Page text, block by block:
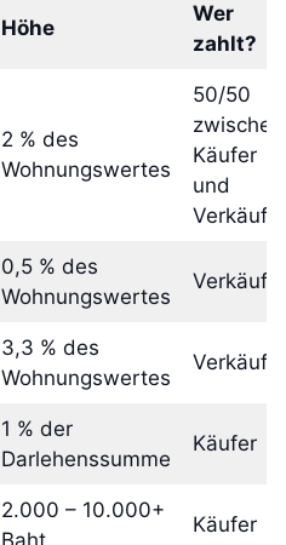
Höhe
Wer
zahlt?
2 % des
Wohnungswertes
50/50
zwischen
Käufer
und
Verkäufer
0,5 % des
Wohnungswertes
Verkäufer
3,3 % des
Wohnungswertes
Verkäufer
1 % der
Darlehenssumme
Käufer
2.000 – 10.000+
Käufer